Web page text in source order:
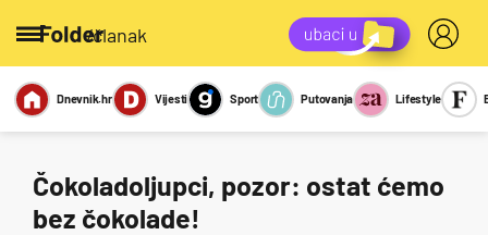
/članak
Miks Kviz
Report
Dnevnik.hr Vijesti Sport Putovanja Lifestyle
Čokoladoljupci, pozor: ostat ćemo
bez čokolade!